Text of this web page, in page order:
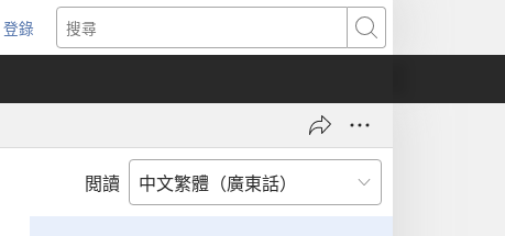
登錄
（開
啟
視
搜
尋
閲讀